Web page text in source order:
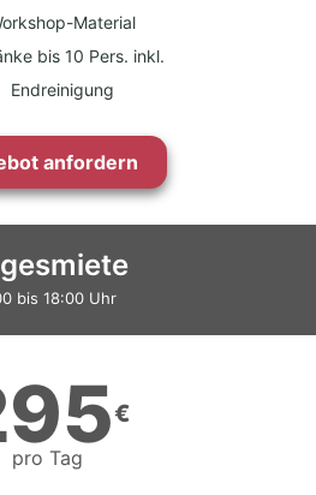
Material
bis 10 Pers. inkl.
Endreinigung
anfordern
bis 18:00 Uhr
€
pro Tag